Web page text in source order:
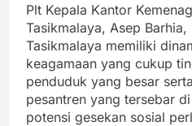
Plt Kepala Kantor
Tasikmalaya, Asep
Tasikmalaya memiliki
keagamaan yang cukup
penduduk yang besar
pesantren yang tersebar
potensi gesekan sosial